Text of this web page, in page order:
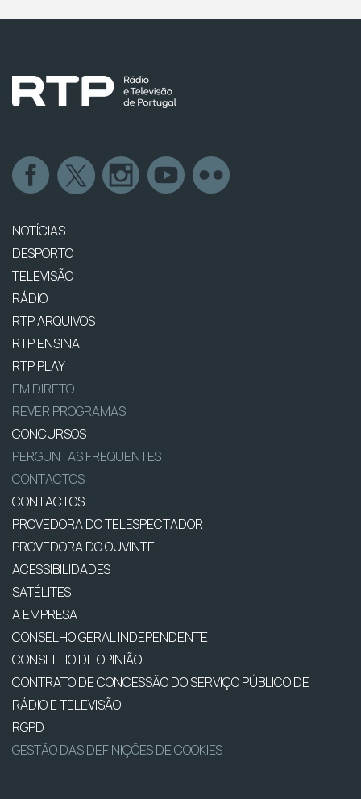
NOTÍCIAS
DESPORTO
TELEVISÃO
RÁDIO
RTP ARQUIVOS
RTP ENSINA
RTP PLAY
EM DIRETO
REVER PROGRAMAS
CONCURSOS
PERGUNTAS FREQUENTES
CONTACTOS
CONTACTOS
PROVEDORA DO TELESPECTADOR
PROVEDORA DO OUVINTE
ACESSIBILIDADES
SATÉLITES
A EMPRESA
CONSELHO GERAL INDEPENDENTE
CONSELHO DE OPINIÃO
CONTRATO DE CONCESSÃO DO SERVIÇO PÚBLICO DE
RÁDIO E TELEVISÃO
RGPD
GESTÃO DAS DEFINIÇÕES DE COOKIES